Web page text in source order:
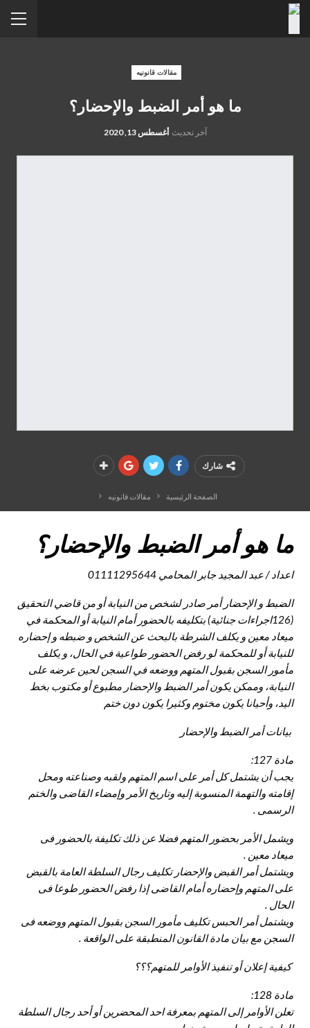
مقالات قانونيه
ما هو أمر الضبط والإحضار؟
آخر تحديث أغسطس 13, 2020
شارك
الصفحة الرئيسية مقالات قانونيه
ما هو أمر الضبط والإحضار؟
اعداد / عبد المجيد جابر المحامي 01111295644
الضبط و الإحضار أمر صادر لشخص من النيابة أو من قاضي التحقيق
(126اجراءات جنائية) بتكليفه بالحضور أمام النيابة أو المحكمة في
ميعاد معين و يكلف الشرطة بالبحث عن الشخص و ضبطه و إحضاره
للنيابة أو للمحكمة لو رفض الحضور طواعية في الحال، و يكلف
مأمور السجن بقبول المتهم ووضعه في السجن لحين عرضه على
النيابة، وممكن يكون أمر الضبط والإحضار مطبوع أو مكتوب بخط
اليد، وأحيانا يكون مختوم وكثيرا يكون دون ختم
بيانات أمر الضبط والإحضار
مادة 127:
يجب أن يشتمل كل أمر على اسم المتهم ولقبه وصناعته ومحل
إقامته والتهمة المنسوبة إليه وتاريخ الأمر وإمضاء القاضى والختم
الرسمى .
ويشمل الأمر بحضور المتهم فضلا عن ذلك تكليفة بالحضور فى
ميعاد معين .
ويشتمل أمر القبض والإحضار تكليف رجال السلطة العامة بالقبض
على المتهم وإحضاره أمام القاضى إذا رفض الحضور طوعا فى
الحال .
ويشتمل أمر الحبس تكليف مأمور السجن بقبول المتهم ووضعه فى
السجن مع بيان مادة القانون المنطبقة على الواقعة .
كيفية إعلان أو تنفيذ الأوامر للمتهم؟؟؟
مادة 128:
تعلن الأوامر إلى المتهم بمعرفة احد المحضرين أو أحد رجال السلطة